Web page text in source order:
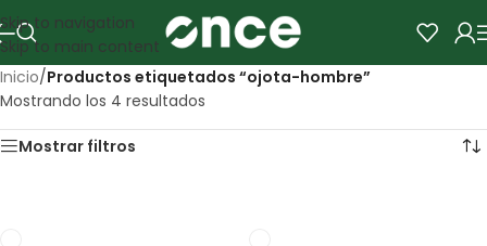
Skip to navigation
Skip to main content
Inicio/Productos etiquetados “ojota-hombre”
Mostrando los 4 resultados
Mostrar filtros